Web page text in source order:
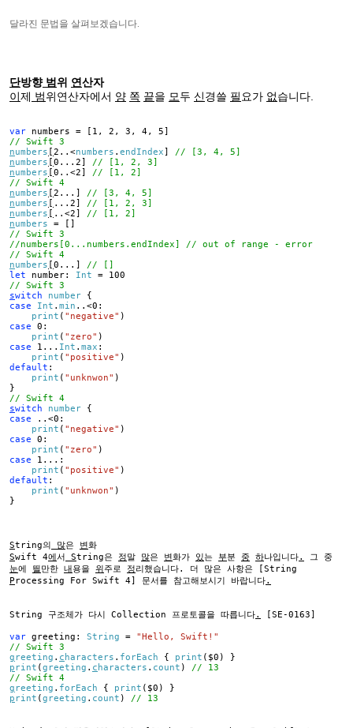
달라진 문법을 살펴보겠습니다.
단방향범 위 연산자
이제 범위연산자에서 양 쪽 끝을 모두 신경쓸 필 요가 없습니다.
var numbers = [1, 2, 3, 4, 5]
// Swift 3
numbers [2..<numbers . endIndex] // [3, 4, 5]
numbers [0...2] // [1, 2, 3]
numbers [0..<2] // [1, 2]
// Swift 4
numbers [2...] // [3, 4, 5]
numbers [ ...2] // [1, 2, 3]
numbers [ ..<2] // [1, 2]
numbers = []
// Swift 3
//numbers[0...numbers.endIndex] // out of range - error
// Swift 4
numbers [0...] // []
let number: Int = 100
// Swift 3
switch number {
case
Int . min ..<0:
print ( "negative" )
case 0:
print ( "zero" )
case 1... Int . max :
print ( "positive" )
default :
print ( "unknwon" )
}
// Swift 4
switch number {
case ..<0:
print ( "negative" )
case 0:
print ( "zero" )
case 1...:
print ( "positive" )
default :
print ( "unknwon" )
}
String의 많은 변화
Swift 4에서 String은 정말 많은 변화가 있는 부분 중 하나입니다.
그 중
눈에 띌만한 내용을 위주로 정리했습니다. 더 많은 사항은 [String
P rocessing For Swift 4] 문서를 참고해보시기 바랍니다.
String 구조체가 다시 Collection 프로토콜을 따릅니다. [SE-0163]
var greeting: String = "Hello, Swift!"
// Swift 3
g reeting . c haracters . forEach { print ($0) }
p rint (greeting . c haracters . count ) // 13
// Swift 4
g reeting . forEach { print ($0) }
p rint (greeting . count ) // 13